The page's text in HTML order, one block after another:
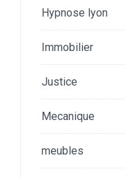
Hypnose lyon
Immobilier
Justice
Mecanique
meubles